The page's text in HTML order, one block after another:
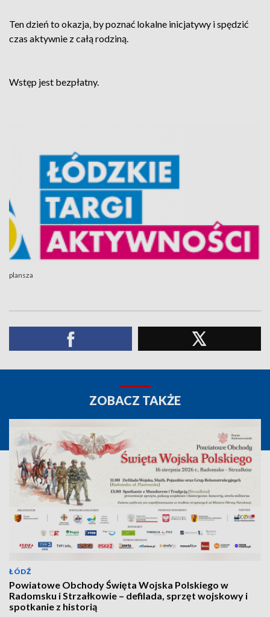
Ten dzień to okazja, by poznać lokalne inicjatywy i spędzić
czas aktywnie z całą rodziną.
Wstęp jest bezpłatny.
plansza
ZOBACZ TAKŻE
ŁÓDŹ
Powiatowe Obchody Święta Wojska Polskiego w
Radomsku i Strzałkowie – defilada, sprzęt wojskowy i
spotkanie z historią